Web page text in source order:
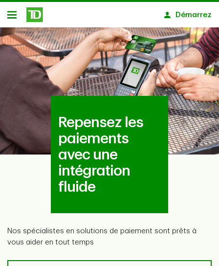
Passer au contenu principal
Ouvert
Démarrez
Repensez les
paiements
avec une
intégration
fluide
Nos spécialistes en solutions de paiement sont prêts à
vous aider en tout temps